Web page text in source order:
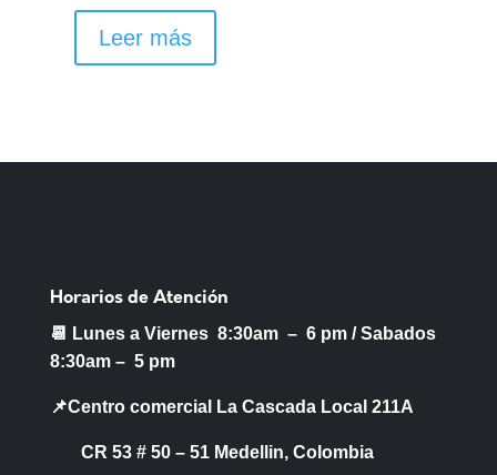
Leer más
Horarios de Atención
📆 Lunes a Viernes 8:30am – 6 pm /Sabados
8:30am – 5 pm
📌Centro comercial La Cascada Local 211A
CR 53 # 50 – 51 Medellin, Colombia